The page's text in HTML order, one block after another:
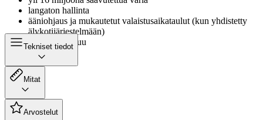
langaton hallinta
ääniohjaus ja mukautetut valaistusaikataulut (kun yhdistetty
älykotijärjestelmään)
5-vuoden takuu
Tekniset tiedot
Mitat
Arvostelut